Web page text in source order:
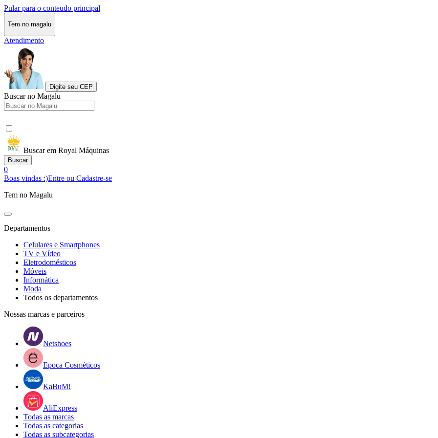
Pular para o conteudo principal
Tem no magalu
Atendimento
Digite seu CEP
Buscar no Magalu
Buscar em Royal Máquinas
Buscar
0
Boas vindas :)Entre ou Cadastre-se
Tem no Magalu
Departamentos
Celulares e Smartphones
TV e Vídeo
Eletrodomésticos
Móveis
Informática
Moda
Todos os departamentos
Nossas marcas e parceiros
Netshoes
Epoca Cosméticos
KaBuM!
AliExpress
Todas as marcas
Todas as categorias
Todas as subcategorias